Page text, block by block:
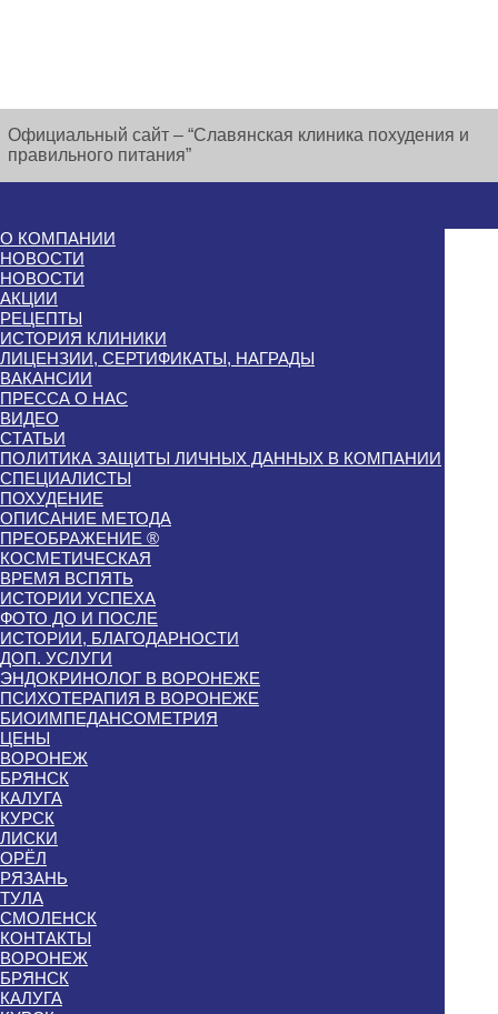
Официальный сайт – “Славянская клиника похудения и
правильного питания”
О КОМПАНИИ
НОВОСТИ
НОВОСТИ
АКЦИИ
РЕЦЕПТЫ
ИСТОРИЯ КЛИНИКИ
ЛИЦЕНЗИИ, СЕРТИФИКАТЫ, НАГРАДЫ
ВАКАНСИИ
ПРЕССА О НАС
ВИДЕО
СТАТЬИ
ПОЛИТИКА ЗАЩИТЫ ЛИЧНЫХ ДАННЫХ В КОМПАНИИ
СПЕЦИАЛИСТЫ
ПОХУДЕНИЕ
ОПИСАНИЕ МЕТОДА
ПРЕОБРАЖЕНИЕ ®
КОСМЕТИЧЕСКАЯ
ВРЕМЯ ВСПЯТЬ
ИСТОРИИ УСПЕХА
ФОТО ДО И ПОСЛЕ
ИСТОРИИ, БЛАГОДАРНОСТИ
ДОП. УСЛУГИ
ЭНДОКРИНОЛОГ В ВОРОНЕЖЕ
ПСИХОТЕРАПИЯ В ВОРОНЕЖЕ
БИОИМПЕДАНСОМЕТРИЯ
ЦЕНЫ
ВОРОНЕЖ
БРЯНСК
КАЛУГА
КУРСК
ЛИСКИ
ОРЁЛ
РЯЗАНЬ
ТУЛА
СМОЛЕНСК
КОНТАКТЫ
ВОРОНЕЖ
БРЯНСК
КАЛУГА